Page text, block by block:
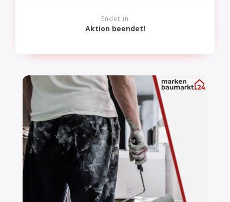
Endet in
Aktion beendet!